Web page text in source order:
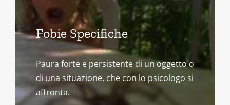
Fobie Specifiche
Paura forte e persistente di un oggetto o
di una situazione, che con lo psicologo si
affronta.